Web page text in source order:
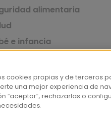
alimentaria
e infancia
y consumo
cookies propias y de terceros
una mejor experiencia de
“aceptar”, rechazarlas o